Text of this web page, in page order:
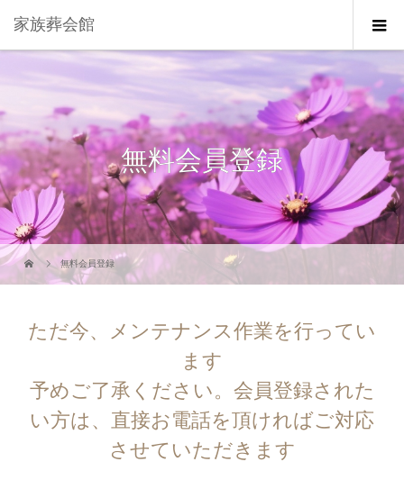
家族葬会館
無料会員登録
無料会員登録
ただ今、メンテナンス作業を行ってい
ます
予めご了承ください。会員登録された
い方は、直接お電話を頂ければご対応
させていただきます